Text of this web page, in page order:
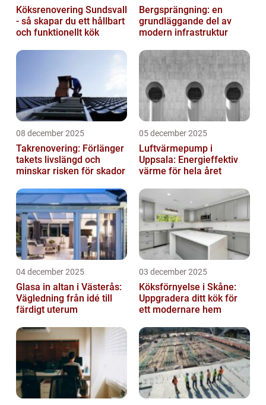
Köksrenovering Sundsvall
- så skapar du ett hållbart
och funktionellt kök
Bergsprängning: en
grundläggande del av
modern infrastruktur
08 december 2025
Takrenovering: Förlänger
takets livslängd och
minskar risken för skador
05 december 2025
Luftvärmepump i
Uppsala: Energieffektiv
värme för hela året
04 december 2025
Glasa in altan i Västerås:
Vägledning från idé till
färdigt uterum
03 december 2025
Köksförnyelse i Skåne:
Uppgradera ditt kök för
ett modernare hem